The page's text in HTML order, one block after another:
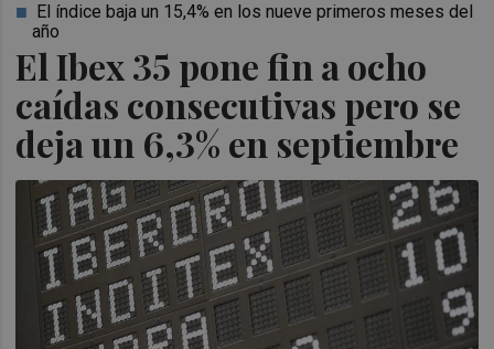
El Ibex 35 pone fin a ocho
caídas consecutivas pero se
deja un 6,3% en septiembre
El índice baja un 15,4% en los nueve primeros meses del
año